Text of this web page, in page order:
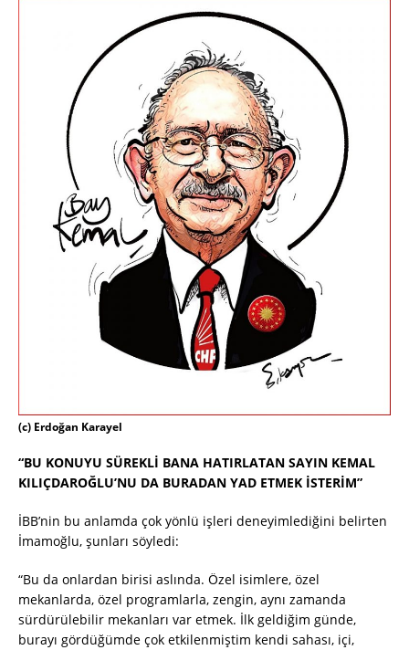
(c) Erdoğan Karayel
“BU KONUYU SÜREKLİ BANA HATIRLATAN SAYIN KEMAL
KILIÇDAROĞLU’NU DA BURADAN YAD ETMEK İSTERİM”
İBB’nin bu anlamda çok yönlü işleri deneyimlediğini belirten
İmamoğlu, şunları söyledi:
“Bu da onlardan birisi aslında. Özel isimlere, özel
mekanlarda, özel programlarla, zengin, aynı zamanda
sürdürülebilir mekanları var etmek. İlk geldiğim günde,
burayı gördüğümde çok etkilenmiştim kendi sahası, içi,